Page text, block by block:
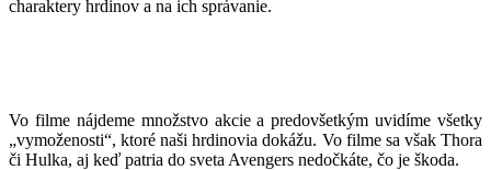
charaktery hrdinov a na ich správanie.
Vo filme nájdeme množstvo akcie a predovšetkým uvidíme všetky
„vymoženosti“, ktoré naši hrdinovia dokážu. Vo filme sa však Thora
či Hulka, aj keď patria do sveta Avengers nedočkáte, čo je škoda.